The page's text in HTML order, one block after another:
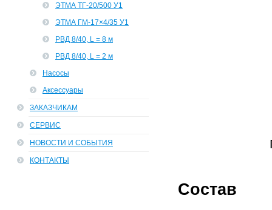
Состав
ЭТМА ТГ-20/500 У1
ЭТМА ГМ-17×4/35 У1
РВД 8/40, L = 8 м
РВД 8/40, L = 2 м
Насосы
Аксессуары
ЗАКАЗЧИКАМ
СЕРВИС
НОВОСТИ И СОБЫТИЯ
КОНТАКТЫ